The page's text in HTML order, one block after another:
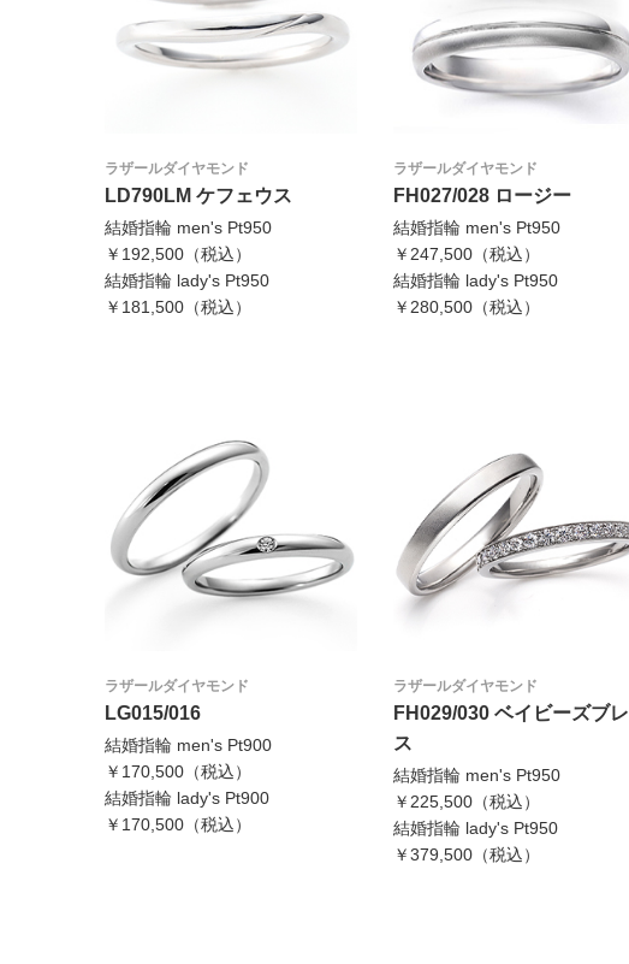
ラザールダイヤモンド
LD790LM ケフェウス
結婚指輪 men's Pt950
￥192,500（税込）
結婚指輪 lady's Pt950
￥181,500（税込）
ラザールダイヤモンド
FH027/028 ロージー
結婚指輪 men's Pt950
￥247,500（税込）
結婚指輪 lady's Pt950
￥280,500（税込）
ラザールダイヤモンド
LG015/016
結婚指輪 men's Pt900
￥170,500（税込）
結婚指輪 lady's Pt900
￥170,500（税込）
ラザールダイヤモンド
FH029/030 ベイビーズブレ
ス
結婚指輪 men's Pt950
￥225,500（税込）
結婚指輪 lady's Pt950
￥379,500（税込）